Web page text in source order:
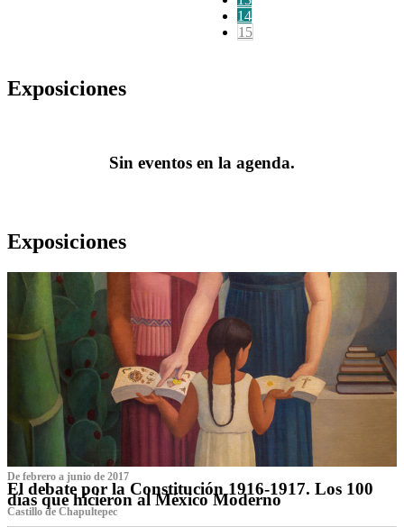
14
15
Exposiciones
Sin eventos en la agenda.
Exposiciones
De febrero a junio de 2017
El debate por la Constitución 1916-1917. Los 100
días que hicieron al México Moderno
Castillo de Chapultepec